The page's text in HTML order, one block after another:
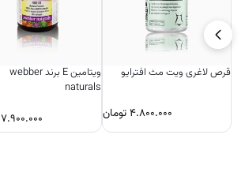
قرص لاغری ویت مث افترایو
۴.۸۰۰.۰۰۰ تومان
ویتامین E برند webber
naturals
۷.۹۰۰.۰۰۰